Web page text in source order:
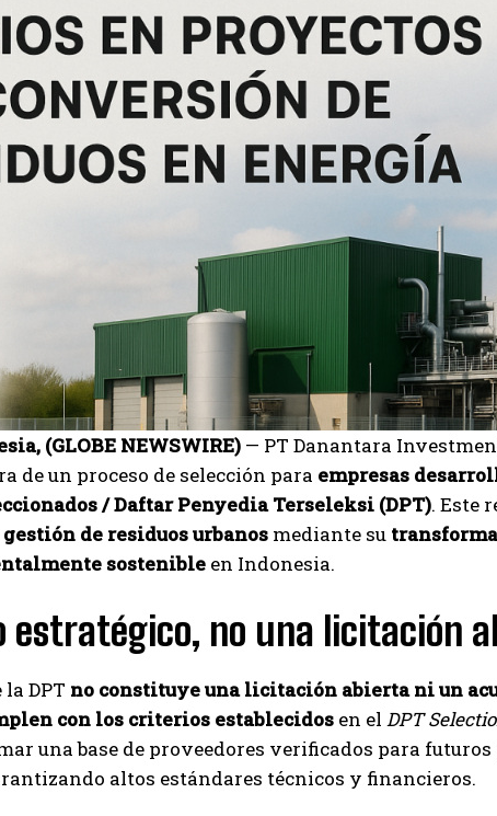
and accept thePrivacy Policy
Carlos Mendoza
Carlos Mendoza es un empresario y estratega de
(GLOBE NEWSWIRE) — PT Danantara
de un proceso de selección para empresas
/ Daftar Penyedia Terseleksi (DPT). Este
de residuos urbanos mediante su
sostenible en Indonesia.
estratégico, no una licitación
DPT no constituye una licitación abierta ni un
con los criterios establecidos en el DPT
una base de proveedores verificados para
altos estándares técnicos y financieros.